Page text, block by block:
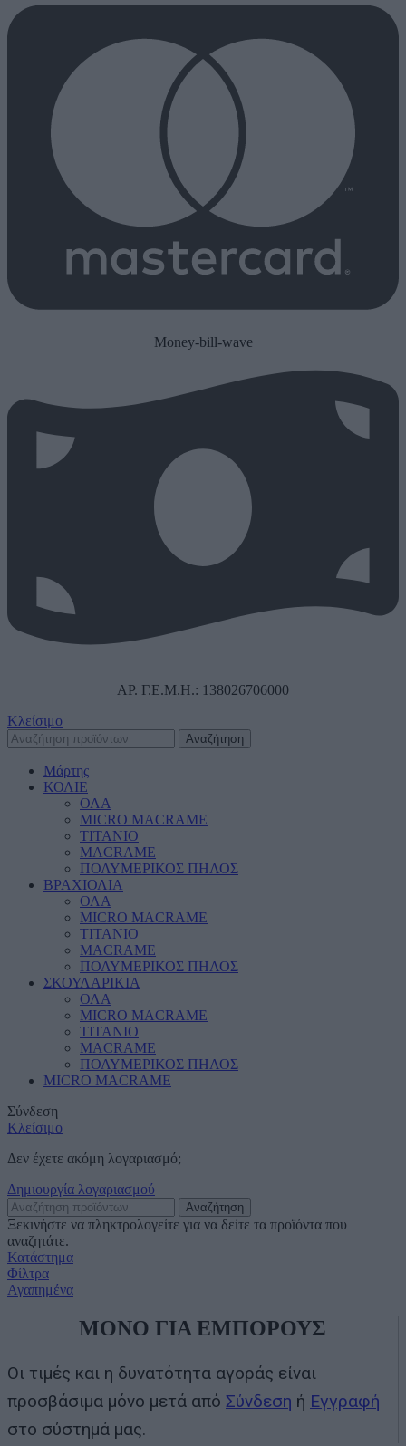
Money-bill-wave
ΑΡ. Γ.Ε.Μ.Η.: 138026706000
Κλείσιμο
Αναζήτηση
Μάρτης
ΚΟΛΙΕ
ΟΛΑ
MICRO MACRAME
ΤΙΤΑΝΙΟ
MACRAME
ΠΟΛΥΜΕΡΙΚΟΣ ΠΗΛΟΣ
ΒΡΑΧΙΟΛΙΑ
ΟΛΑ
MICRO MACRAME
ΤΙΤΑΝΙΟ
MACRAME
ΠΟΛΥΜΕΡΙΚΟΣ ΠΗΛΟΣ
ΣΚΟΥΛΑΡΙΚΙΑ
ΟΛΑ
MICRO MACRAME
ΤΙΤΑΝΙΟ
MACRAME
ΠΟΛΥΜΕΡΙΚΟΣ ΠΗΛΟΣ
MICRO MACRAME
Σύνδεση
Κλείσιμο
Δεν έχετε ακόμη λογαριασμό;
Δημιουργία λογαριασμού
Αναζήτηση
Ξεκινήστε να πληκτρολογείτε για να δείτε τα προϊόντα που
αναζητάτε.
Κατάστημα
Φίλτρα
Αγαπημένα
ΜΟΝΟ ΓΙΑ ΕΜΠΟΡΟΥΣ
Οι τιμές και η δυνατότητα αγοράς είναι
προσβάσιμα μόνο μετά από Σύνδεση ή Εγγραφή
στο σύστημά μας.